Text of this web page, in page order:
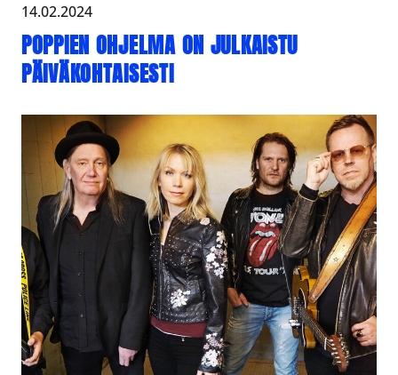
14.02.2024
POPPIEN OHJELMA ON JULKAISTU
PÄIVÄKOHTAISESTI